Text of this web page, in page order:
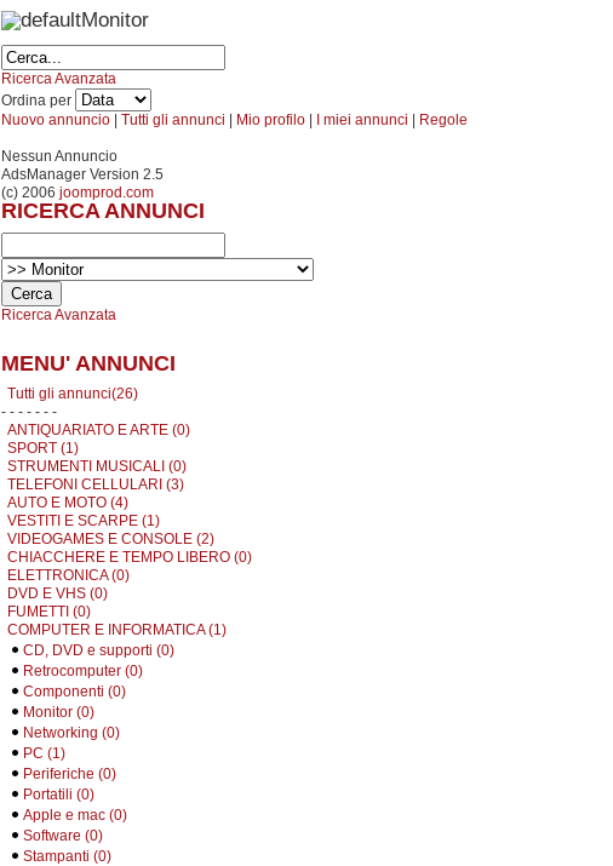
Monitor
Ricerca Avanzata
Ordina per
Nuovo annuncio | Tutti gli annunci | Mio profilo | I miei annunci | Regole
Nessun Annuncio
AdsManager Version 2.5
(c) 2006 joomprod.com
RICERCA ANNUNCI
Ricerca Avanzata
MENU' ANNUNCI
Tutti gli annunci(26)
- - - - - - -
ANTIQUARIATO E ARTE (0)
SPORT (1)
STRUMENTI MUSICALI (0)
TELEFONI CELLULARI (3)
AUTO E MOTO (4)
VESTITI E SCARPE (1)
VIDEOGAMES E CONSOLE (2)
CHIACCHERE E TEMPO LIBERO (0)
ELETTRONICA (0)
DVD E VHS (0)
FUMETTI (0)
COMPUTER E INFORMATICA (1)
CD, DVD e supporti (0)
Retrocomputer (0)
Componenti (0)
Monitor (0)
Networking (0)
PC (1)
Periferiche (0)
Portatili (0)
Apple e mac (0)
Software (0)
Stampanti (0)